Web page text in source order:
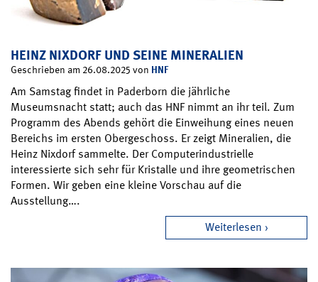
HEINZ NIXDORF UND SEINE MINERALIEN
Geschrieben am 26.08.2025 von HNF
Am Samstag findet in Paderborn die jährliche
Museumsnacht statt; auch das HNF nimmt an ihr teil. Zum
Programm des Abends gehört die Einweihung eines neuen
Bereichs im ersten Obergeschoss. Er zeigt Mineralien, die
Heinz Nixdorf sammelte. Der Computerindustrielle
interessierte sich sehr für Kristalle und ihre geometrischen
Formen. Wir geben eine kleine Vorschau auf die
Ausstellung….
Weiterlesen